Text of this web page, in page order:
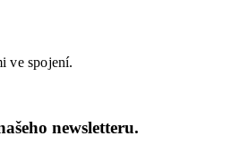
ve spojení.
newsletteru.